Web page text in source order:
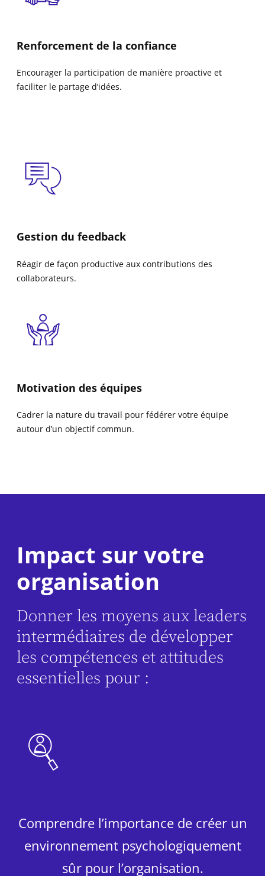
Renforcement de la confiance
Encourager la participation de manière proactive et
faciliter le partage d’idées.
Gestion du feedback
Réagir de façon productive aux contributions des
collaborateurs.
Motivation des équipes
Cadrer la nature du travail pour fédérer votre équipe
autour d’un objectif commun.
Impact sur votre
organisation
Donner les moyens aux leaders
intermédiaires de développer
les compétences et attitudes
essentielles pour :
Comprendre l’importance de créer un
environnement psychologiquement
sûr pour l’organisation.